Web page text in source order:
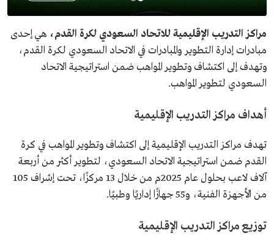
مراكز التدريب الإقليمية للاتحاد السعودي لكرة القدم، هي إحدى
مبادرات إدارة التطوير والمبادرات في الاتحاد السعودي لكرة القدم،
وتهدف إلى اكتشاف وتطوير المواهب ضمن استراتيجية الاتحاد
السعودي لتطوير المواهب.
أهداف مراكز التدريب الإقليمية
تهدف مراكز التدريب الإقليمية إلى اكتشاف وتطوير المواهب في كرة
القدم ضمن استراتيجية الاتحاد السعودي، لتطوير أكثر من أربعة
آلاف لاعب بحلول عام 2025م من خلال 13 مركزًا، تحت إشراف 105
من الأجهزة الفنية، و55 جهازًا إداريًا وطبيًا.
توزيع مراكز التدريب الإقليمية